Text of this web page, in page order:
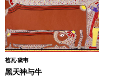
苞瓦·黛韦
黑天神与牛